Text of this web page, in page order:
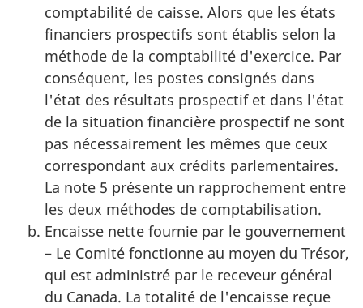
comptabilité de caisse. Alors que les états
financiers prospectifs sont établis selon la
méthode de la comptabilité d'exercice. Par
conséquent, les postes consignés dans
l'état des résultats prospectif et dans l'état
de la situation financière prospectif ne sont
pas nécessairement les mêmes que ceux
correspondant aux crédits parlementaires.
La note 5 présente un rapprochement entre
les deux méthodes de comptabilisation.
Encaisse nette fournie par le gouvernement
– Le Comité fonctionne au moyen du Trésor,
qui est administré par le receveur général
du Canada. La totalité de l'encaisse reçue